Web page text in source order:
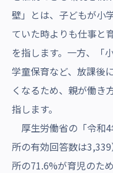
壁」とは、子どもが小
ていた時よりも仕事と
を指します。一方、「
学童保育など、放課後
くなるため、親が働き
指します。
厚生労働省の「令和
所の有効回答数は3,339
所の71.6%が育児のた